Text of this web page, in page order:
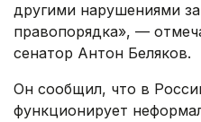
другими нарушениями
правопорядка», —
сенатор Антон Беляков.
Он сообщил, что в
функционирует